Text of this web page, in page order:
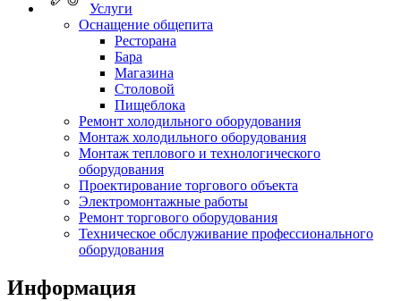
Услуги
Оснащение общепита
Ресторана
Бара
Магазина
Столовой
Пищеблока
Ремонт холодильного оборудования
Монтаж холодильного оборудования
Монтаж теплового и технологического
оборудования
Проектирование торгового объекта
Электромонтажные работы
Ремонт торгового оборудования
Техническое обслуживание профессионального
оборудования
Информация